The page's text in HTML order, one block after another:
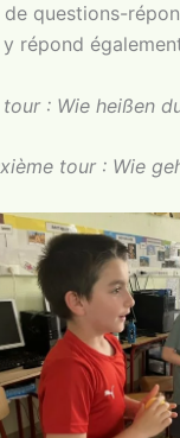
questions-
répond
: Wie heißen
tour : Wie